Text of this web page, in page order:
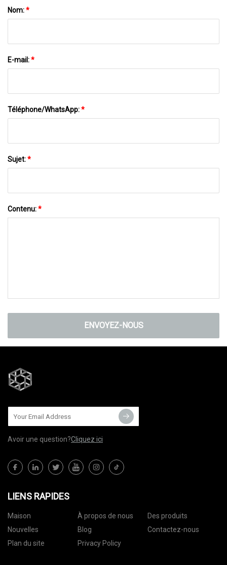
Nom:*
E-mail:*
Téléphone/WhatsApp:*
Sujet:*
Contenu:*
ENVOYEZ-NOUS
Avoir une question?Cliquez ici
LIENS RAPIDES
Maison À propos de nous
Des produits
Nouvelles
Blog
Contactez-nous
Plan du site
Privacy Policy